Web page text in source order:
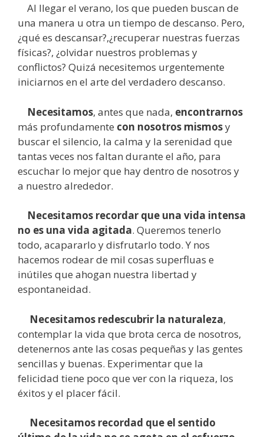
Al llegar el verano, los que pueden buscan de
una manera u otra un tiempo de descanso. Pero,
¿qué es descansar?,¿recuperar nuestras fuerzas
físicas?, ¿olvidar nuestros problemas y
conflictos? Quizá necesitemos urgentemente
iniciarnos en el arte del verdadero descanso.
Necesitamos, antes que nada, encontrarnos
más profundamente con nosotros mismosy
buscar el silencio, la calma y la serenidad que
tantas veces nos faltan durante el año, para
escuchar lo mejor que hay dentro de nosotros y
a nuestro alrededor.
Necesitamos recordar que una vida intensa
no es una vida agitada. Queremos tenerlo
todo, acapararlo y disfrutarlo todo. Y nos
hacemos rodear de mil cosas superfluas e
inútiles que ahogan nuestra libertad y
espontaneidad.
Necesitamos redescubrir la naturaleza,
contemplar la vida que brota cerca de nosotros,
detenernos ante las cosas pequeñas y las gentes
sencillas y buenas. Experimentar que la
felicidad tiene poco que ver con la riqueza, los
éxitos y el placer fácil.
Necesitamos recordad que el sentido